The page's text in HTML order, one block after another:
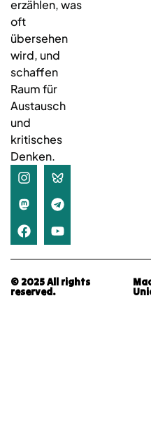
erzählen, was
oft
übersehen
wird, und
schaffen
Raum für
Austausch
und
kritisches
Denken.
© 2025 All rights
reserved.